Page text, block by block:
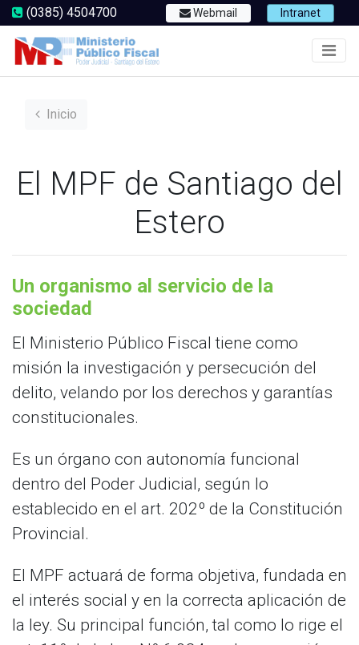
(0385) 4504700 Webmail Intranet
Inicio
El MPF de Santiago del
Estero
Un organismo al servicio de la
sociedad
El Ministerio Público Fiscal tiene como
misión la investigación y persecución del
delito, velando por los derechos y garantías
constitucionales.
Es un órgano con autonomía funcional
dentro del Poder Judicial, según lo
establecido en el art. 202º de la Constitución
Provincial.
El MPF actuará de forma objetiva, fundada en
el interés social y en la correcta aplicación de
la ley. Su principal función, tal como lo rige el